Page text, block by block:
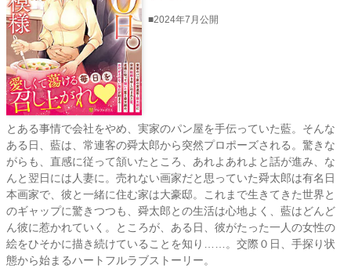
■2024年7月公開
とある事情で会社をやめ、実家のパン屋を手伝っていた藍。そんな
ある日、藍は、常連客の舜太郎から突然プロポーズされる。驚きな
がらも、直感に従って頷いたところ、あれよあれよと話が進み、な
んと翌日には人妻に。売れない画家だと思っていた舜太郎は有名日
本画家で、彼と一緒に住む家は大豪邸。これまで生きてきた世界と
のギャップに驚きつつも、舜太郎との生活は心地よく、藍はどんど
ん彼に惹かれていく。ところが、ある日、彼がたった一人の女性の
絵をひそかに描き続けていることを知り……。交際０日、手探り状
態から始まるハートフルラブストーリー。